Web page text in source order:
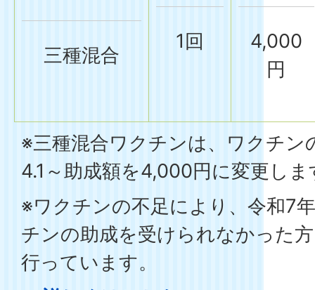
三種混合
1回
4,000
円
※三種混合ワクチンは、ワクチン
4.1～助成額を4,000円に変更しま
※ワクチンの不足により、令和7
チンの助成を受けられなかった
行っています。